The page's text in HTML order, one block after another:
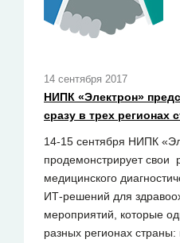
14 сентября 2017
НИПК «Электрон»
сразу в трех регионах
14-15 сентября НИПК
продемонстрирует свои
медицинского
ИТ-решений для
мероприятий, которые
разных регионах страны: